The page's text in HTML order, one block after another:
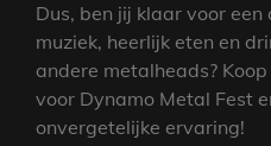
Dus, ben jij klaar voor
muziek, heerlijk eten en
andere metalheads?
voor Dynamo Metal Fest
onvergetelijke ervaring!